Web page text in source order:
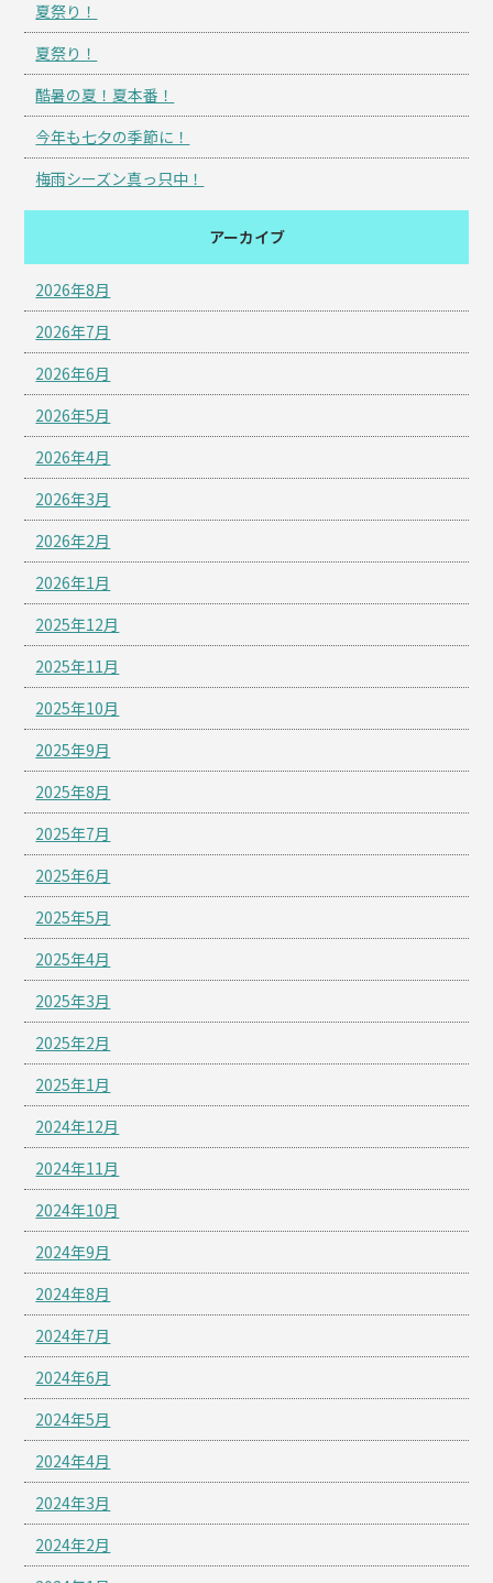
夏祭り！
夏祭り！
酷暑の夏！夏本番！
今年も七夕の季節に！
梅雨シーズン真っ只中！
アーカイブ
2026年8月
2026年7月
2026年6月
2026年5月
2026年4月
2026年3月
2026年2月
2026年1月
2025年12月
2025年11月
2025年10月
2025年9月
2025年8月
2025年7月
2025年6月
2025年5月
2025年4月
2025年3月
2025年2月
2025年1月
2024年12月
2024年11月
2024年10月
2024年9月
2024年8月
2024年7月
2024年6月
2024年5月
2024年4月
2024年3月
2024年2月